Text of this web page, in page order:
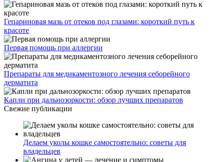
Гепариновая мазь от отеков под глазами: короткий путь к
красоте
Первая помощь при аллергии
Препараты для медикаментозного лечения себорейного
дерматита
Капли при дальнозоркости: обзор лучших препаратов
Свежие публикации
Делаем уколы кошке самостоятельно: советы для
владельцев